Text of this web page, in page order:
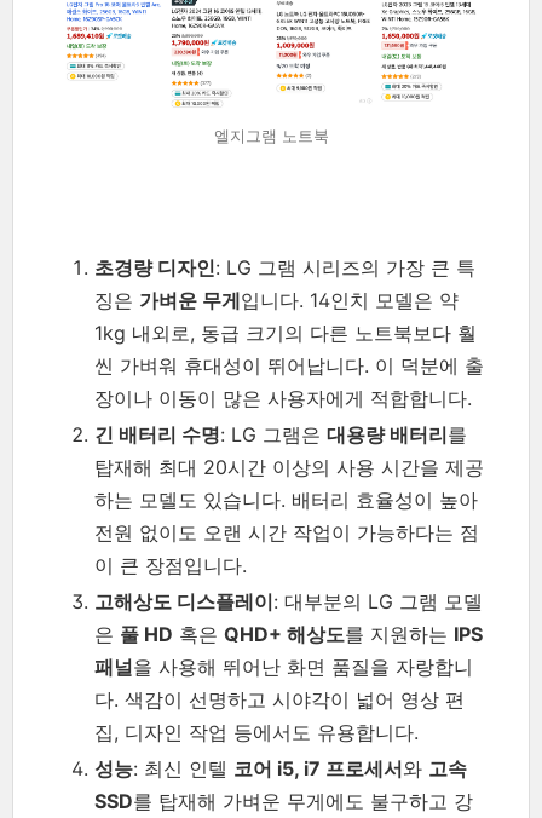
엘지그램 노트북
초경량 디자인: LG 그램 시리즈의 가장 큰 특
징은 가벼운 무게입니다. 14인치 모델은 약
1kg 내외로, 동급 크기의 다른 노트북보다 훨
씬 가벼워 휴대성이 뛰어납니다. 이 덕분에 출
장이나 이동이 많은 사용자에게 적합합니다.
긴 배터리 수명: LG 그램은 대용량 배터리를
탑재해 최대 20시간 이상의 사용 시간을 제공
하는 모델도 있습니다. 배터리 효율성이 높아
전원 없이도 오랜 시간 작업이 가능하다는 점
이 큰 장점입니다.
고해상도 디스플레이: 대부분의 LG 그램 모델
은 풀 HD 혹은 QHD+ 해상도를 지원하는 IPS
패널을 사용해 뛰어난 화면 품질을 자랑합니
다. 색감이 선명하고 시야각이 넓어 영상 편
집, 디자인 작업 등에서도 유용합니다.
성능: 최신 인텔 코어 i5, i7 프로세서와 고속
SSD를 탑재해 가벼운 무게에도 불구하고 강